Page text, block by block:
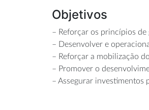
Objetivos
– Reforçar os princípios
– Desenvolver e
– Reforçar a mobilização
– Promover o
– Assegurar investimentos